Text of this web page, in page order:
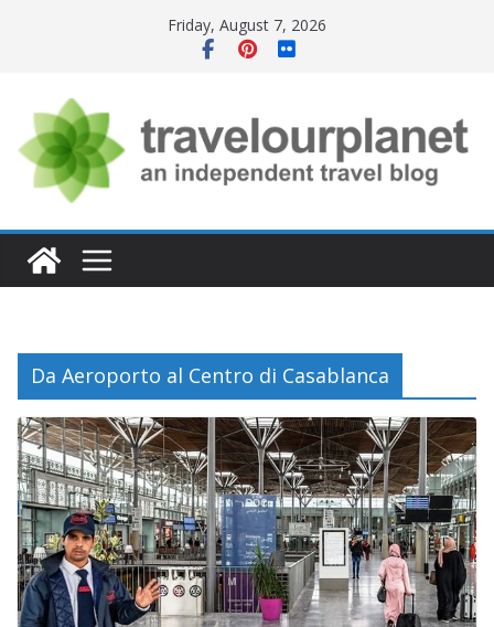
Friday, August 7, 2026
Da Aeroporto al Centro di Casablanca